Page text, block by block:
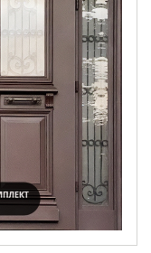
от 217 900 руб
ПРЕДЗАКАЗ